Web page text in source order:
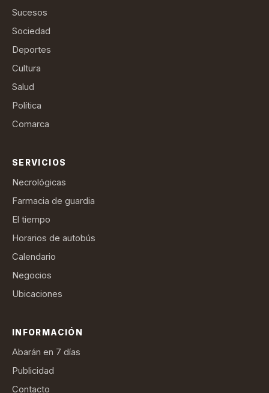
Sucesos
Sociedad
Deportes
Cultura
Salud
Política
Comarca
SERVICIOS
Necrológicas
Farmacia de guardia
El tiempo
Horarios de autobús
Calendario
Negocios
Ubicaciones
INFORMACIÓN
Abarán en 7 días
Publicidad
Contacto